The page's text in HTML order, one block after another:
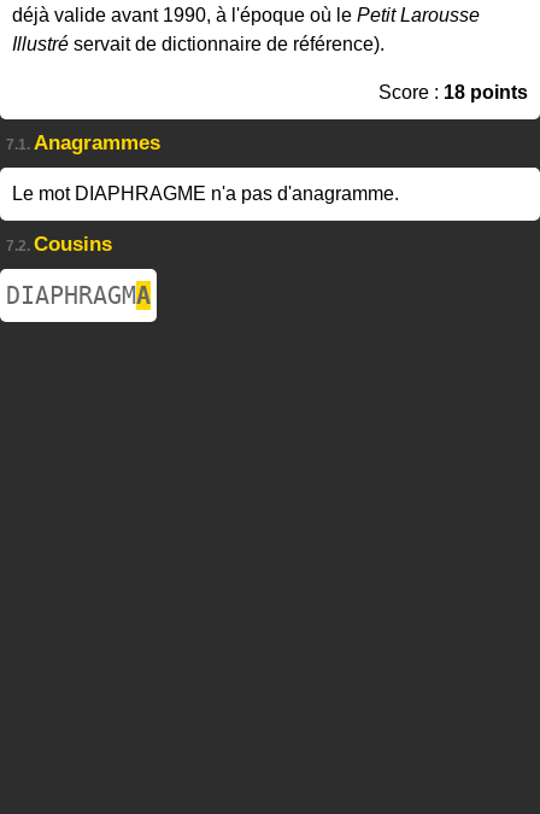
déjà valide avant 1990, à l'époque où le Petit Larousse
Illustré servait de dictionnaire de référence).
Score : 18 points
7.1. Anagrammes
Le mot DIAPHRAGME n'a pas d'anagramme.
7.2. Cousins
DIAPHRAGMA